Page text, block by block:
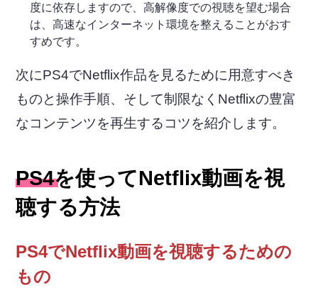
度に依存しますので、高解像度での視聴を望む場合
は、高速なインターネット環境を整えることがおす
すめです。
次にPS4でNetflix作品を見るために用意すべき
ものと操作手順、そして制限なくNetflixの豊富
なコンテンツを再生するコツを紹介します。
PS4を使ってNetflix動画を視
聴する方法
PS4でNetflix動画を視聴するための
もの